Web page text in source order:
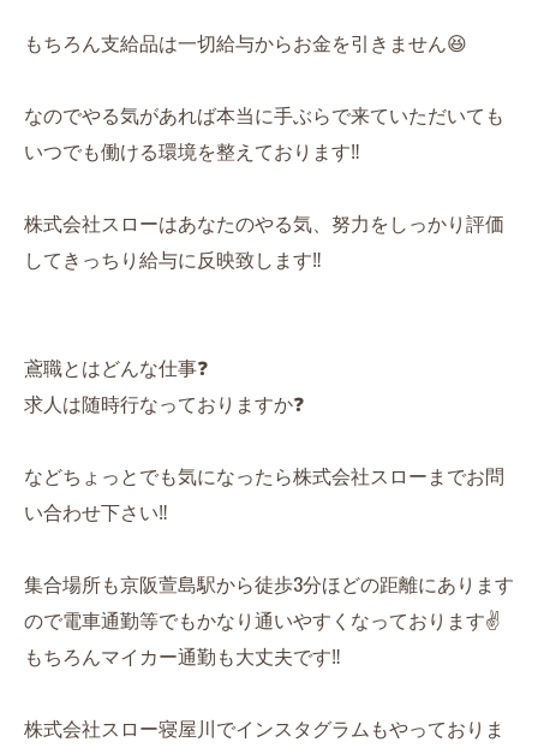
もちろん支給品は一切給与からお金を引きません😆
なのでやる気があれば本当に手ぶらで来ていただいても
いつでも働ける環境を整えております‼️
株式会社スローはあなたのやる気、努力をしっかり評価
してきっちり給与に反映致します‼️
鳶職とはどんな仕事❓
求人は随時行なっておりますか❓
などちょっとでも気になったら株式会社スローまでお問
い合わせ下さい‼️
集合場所も京阪萱島駅から徒歩3分ほどの距離にあります
ので電車通勤等でもかなり通いやすくなっております✌️
もちろんマイカー通勤も大丈夫です‼️
株式会社スロー寝屋川でインスタグラムもやっておりま